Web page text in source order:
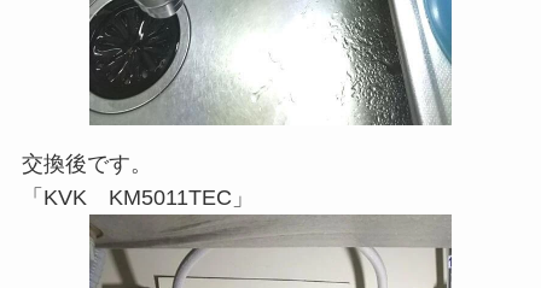
交換後です。
「KVK KM5011TEC」